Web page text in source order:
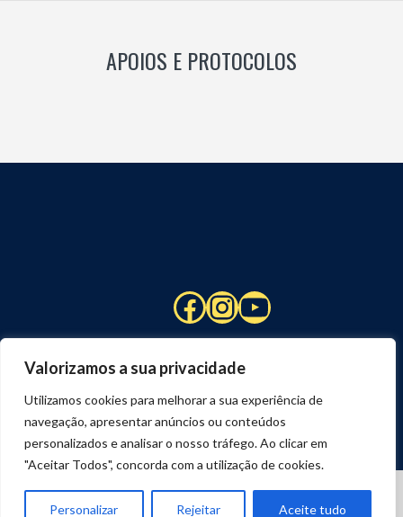
Valorizamos a sua privacidade
Utilizamos cookies para melhorar a sua experiência de
navegação, apresentar anúncios ou conteúdos
personalizados e analisar o nosso tráfego. Ao clicar em
"Aceitar Todos", concorda com a utilização de cookies.
Personalizar Rejeitar Aceite tudo
APOIOS E PROTOCOLOS
Facebook
Instagram
YouTube
DESENVOLVIDO POR
JOSEXAVIER.COM